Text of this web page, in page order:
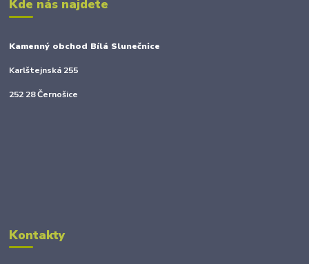
Kde nás najdete
Kamenný obchod Bílá Slunečnice
Karlštejnská 255
252 28 Černošice
Kontakty